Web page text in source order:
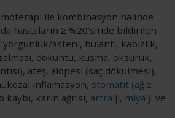
ile kombinasyon halinde
hastaların ≥ %20'sinde bildirilen
asteni, bulantı, kabızlık,
döküntü, kusma, öksürük,
ateş, alopesi (saç dökülmesi),
inflamasyon, stomatit (ağız
kaybı, karın ağrısı, artralji, miyalji ve